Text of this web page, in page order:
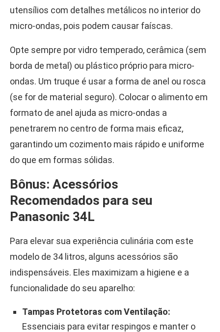
utensílios com detalhes metálicos no interior do
micro-ondas, pois podem causar faíscas.
Opte sempre por vidro temperado, cerâmica (sem
borda de metal) ou plástico próprio para micro-
ondas. Um truque é usar a forma de anel ou rosca
(se for de material seguro). Colocar o alimento em
formato de anel ajuda as micro-ondas a
penetrarem no centro de forma mais eficaz,
garantindo um cozimento mais rápido e uniforme
do que em formas sólidas.
Bônus: Acessórios
Recomendados para seu
Panasonic 34L
Para elevar sua experiência culinária com este
modelo de 34 litros, alguns acessórios são
indispensáveis. Eles maximizam a higiene e a
funcionalidade do seu aparelho:
Tampas Protetoras com Ventilação:
Essenciais para evitar respingos e manter o